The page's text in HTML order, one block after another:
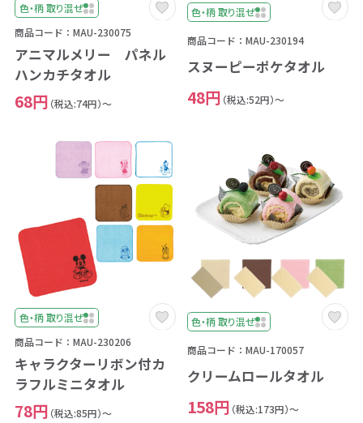
色・柄 取り混ぜ
商品コード：MAU-230075
アニマルメリー パネル
ハンカチタオル
68円 （税込:74円）～
色・柄 取り混ぜ
商品コード：MAU-230194
スヌーピーポケタオル
48円 （税込:52円）～
色・柄 取り混ぜ
商品コード：MAU-230206
キャラクターリボン付カ
ラフルミニタオル
78円 （税込:85円）～
色・柄 取り混ぜ
商品コード：MAU-170057
クリームロールタオル
158円 （税込:173円）～